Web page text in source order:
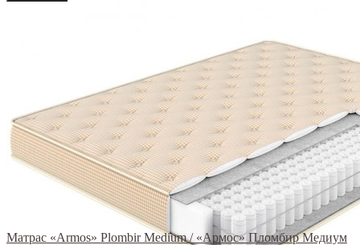
Матрас «Armos» Plombir Medium / «Армос» Пломбир Медиум